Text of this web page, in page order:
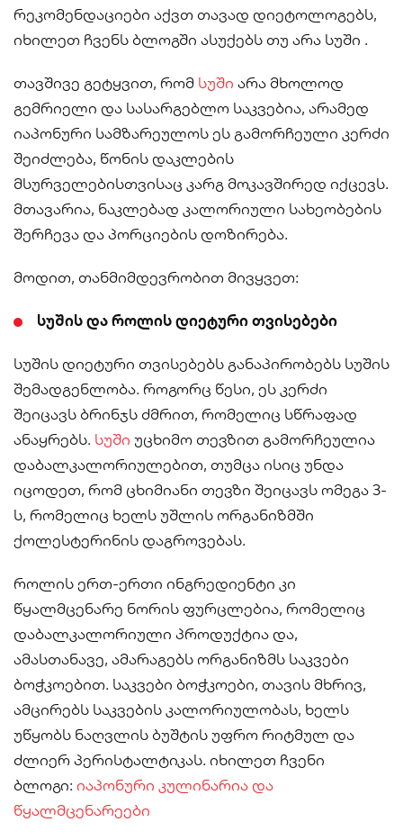
რეკომენდაციები აქვთ თავად დიეტოლოგებს,
იხილეთ ჩვენს ბლოგში ასუქებს თუ არა სუში .
თავშივე გეტყვით, რომ სუში არა მხოლოდ
გემრიელი და სასარგებლო საკვებია, არამედ
იაპონური სამზარეულოს ეს გამორჩეული კერძი
შეიძლება, წონის დაკლების
მსურველებისთვისაც კარგ მოკავშირედ იქცევს.
მთავარია, ნაკლებად კალორიული სახეობების
შერჩევა და პორციების დოზირება.
მოდით, თანმიმდევრობით მივყვეთ:
სუშის და როლის დიეტური თვისებები
სუშის დიეტური თვისებებს განაპირობებს სუშის
შემადგენლობა. როგორც წესი, ეს კერძი
შეიცავს ბრინჯს ძმრით, რომელიც სწრაფად
ანაყრებს. სუში უცხიმო თევზით გამორჩეულია
დაბალკალორიულებით, თუმცა ისიც უნდა
იცოდეთ, რომ ცხიმიანი თევზი შეიცავს ომეგა 3-
ს, რომელიც ხელს უშლის ორგანიზმში
ქოლესტერინის დაგროვებას.
როლის ერთ-ერთი ინგრედიენტი კი
წყალმცენარე ნორის ფურცლებია, რომელიც
დაბალკალორიული პროდუქტია და,
ამასთანავე, ამარაგებს ორგანიზმს საკვები
ბოჭკოებით. საკვები ბოჭკოები, თავის მხრივ,
ამცირებს საკვების კალორიულობას, ხელს
უწყობს ნაღვლის ბუშტის უფრო რიტმულ და
ძლიერ პერისტალტიკას. იხილეთ ჩვენი
ბლოგი: იაპონური კულინარია და
წყალმცენარეები